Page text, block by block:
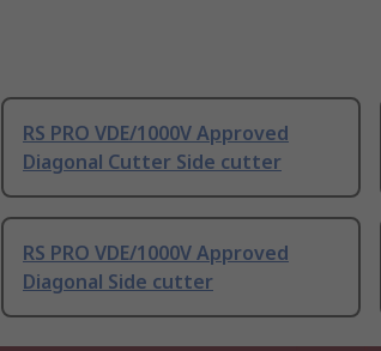
RS PRO VDE/1000V Approved
Diagonal Cutter Side cutter
RS PRO VDE/1000V Approved
Diagonal Side cutter